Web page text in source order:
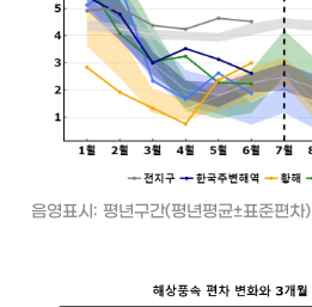
음영표시: 평년구간(평년평균±표준편차)